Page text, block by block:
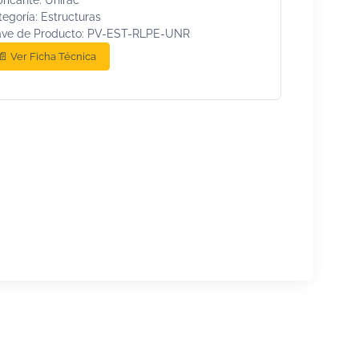
Estructuras
de Producto: PV-EST-RLPE-UNR
📄 Ver Ficha Técnica